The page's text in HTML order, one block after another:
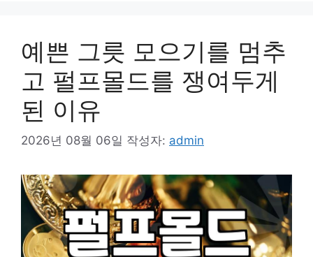
예쁜 그릇 모으기를 멈추
고 펄프몰드를 쟁여두게
된 이유
2026년 08월 06일 작성자: admin